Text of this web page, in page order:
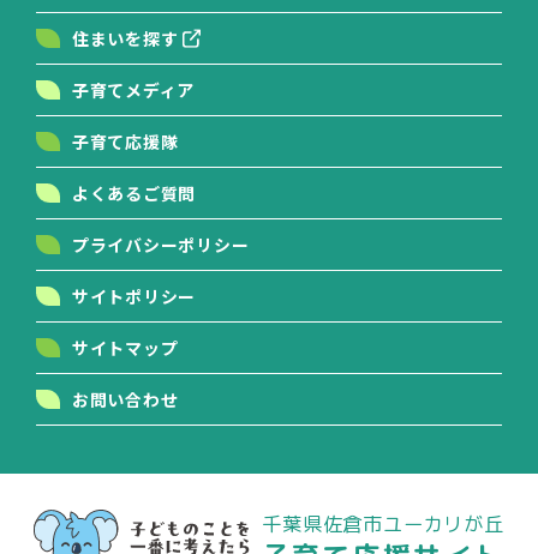
住まいを探す
子育てメディア
子育て応援隊
よくあるご質問
プライバシーポリシー
サイトポリシー
サイトマップ
お問い合わせ
千葉県佐倉市ユーカリが丘